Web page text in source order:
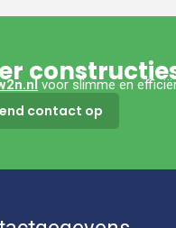
voor slimme en
contact op